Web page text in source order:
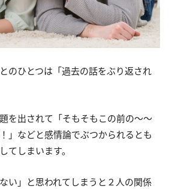
のひとつは「過去の話をぶり返され
を出されて「そもそもこの前の〜〜
」などと感情論でぶつかられるとも
てしまいます。
い」と思われてしまうと２人の関係